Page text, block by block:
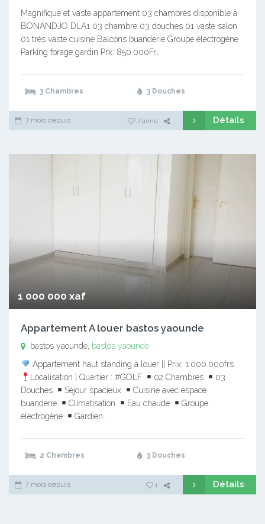
Magnifique et vaste appartement 03 chambres disponible à
BONANDJO DLA1 03 chambre 03 douches 01 vaste salon
01 très vaste cuisine Balcons buanderie Groupe électrogène
Parking forage gardin Prx: 850.000Fr…
3 Chambres 3 Douches
7 mois depuis J'aime Détails
1 000 000 xaf
Appartement A louer bastos yaounde
bastos yaounde, bastos yaounde
Appartement haut standing à louer || Prix: 1.000.000frs
Localisation | Quartier : #GOLF
02 Chambres
03
Douches
Séjour spacieux
Cuisine avec espace
buanderie
Climatisation Eau chaude
Groupe
électrogène
Gardien…
2 Chambres 3 Douches
7 mois depuis 1 Détails